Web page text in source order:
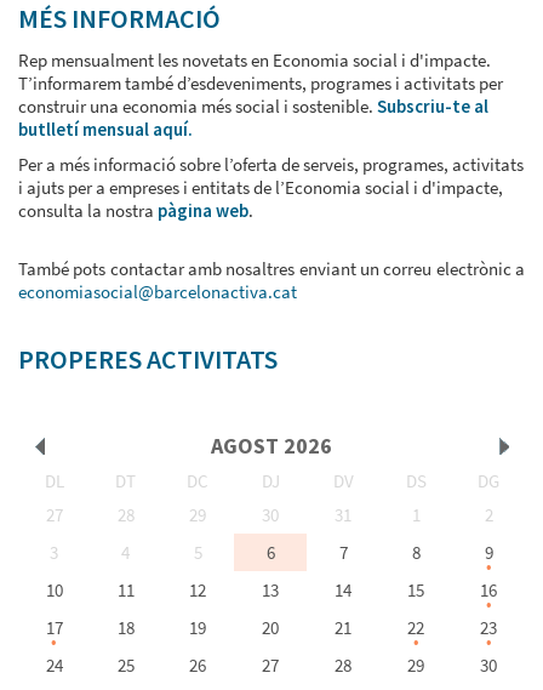
MÉS INFORMACIÓ
Rep mensualment les novetats en Economia social i d'impacte.
T’informarem també d’esdeveniments, programes i activitats per
construir una economia més social i sostenible. Subscriu-te al
butlletí mensual aquí.
Per a més informació sobre l’oferta de serveis, programes, activitats
i ajuts per a empreses i entitats de l’Economia social i d'impacte,
consulta la nostra pàgina web.
També pots contactar amb nosaltres enviant un correu electrònic a
economiasocial@barcelonactiva.cat
PROPERES ACTIVITATS
<Ant Seg
AGOST 2026
DL DT DC DJ DV DS
DG
27
28 29 30 31 1
2
3
4 5 6 7 8
9
10
11 12 13 14 15
16
17
18 19 20 21 22
23
24
25 26 27 28 29
30